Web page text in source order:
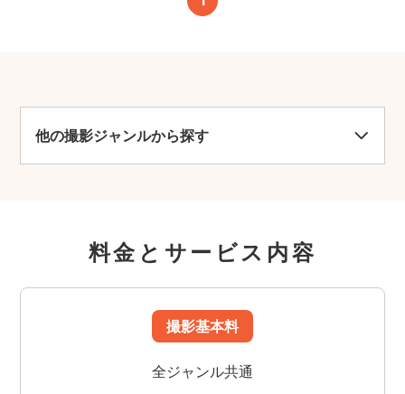
他の撮影ジャンルから探す
料金とサービス内容
撮影基本料
全ジャンル共通